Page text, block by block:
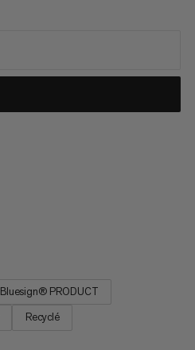
Bluesign® PRODUCT
Recyclé